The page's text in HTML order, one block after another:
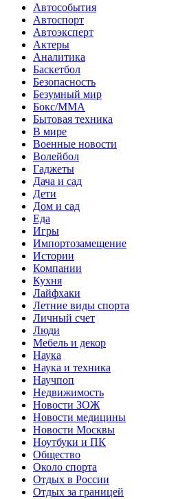
Автособытия
Автоспорт
Автоэксперт
Актеры
Аналитика
Баскетбол
Безопасность
Безумный мир
Бокс/MMA
Бытовая техника
В мире
Военные новости
Волейбол
Гаджеты
Дача и сад
Дети
Дом и сад
Еда
Игры
Импортозамещение
Истории
Компании
Кухня
Лайфхаки
Летние виды спорта
Личный счет
Люди
Мебель и декор
Наука
Наука и техника
Научпоп
Недвижимость
Новости ЗОЖ
Новости медицины
Новости Москвы
Ноутбуки и ПК
Общество
Около спорта
Отдых в России
Отдых за границей